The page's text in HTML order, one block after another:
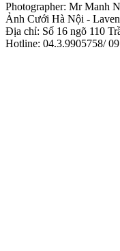
Photographer: Mr Manh
Ảnh Cưới Hà Nội -
Địa chỉ: Số 16 ngõ 110
Hotline: 04.3.9905758/